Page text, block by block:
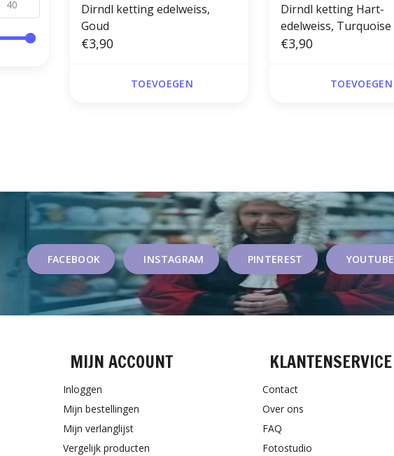
Dirndl ketting edelweiss,
Goud
€3,90
TOEVOEGEN
Dirndl ketting Hart-
edelweiss, Turquoise
€3,90
TOEVOEGEN
FACEBOOK INSTAGRAM PINTEREST YOUTUBE
MIJN ACCOUNT
Inloggen
Mijn bestellingen
Mijn verlanglijst
Vergelijk producten
KLANTENSERVICE
Contact
Over ons
FAQ
Fotostudio